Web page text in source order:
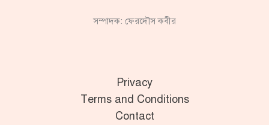
সম্পাদক: ফেরদৌস কবীর
Privacy
Terms and Conditions
Contact